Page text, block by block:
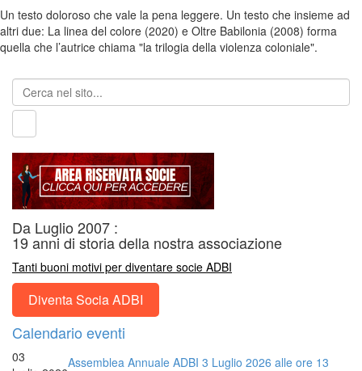
Un testo doloroso che vale la pena leggere. Un testo che insieme ad
altri due: La linea del colore (2020) e Oltre Babilonia (2008) forma
quella che l’autrice chiama "la trilogia della violenza coloniale".
Da Luglio 2007 :
19 anni di storia della nostra associazione
Tanti buoni motivi per diventare socie ADBI
Diventa Socia ADBI
Calendario eventi
03
Assemblea Annuale ADBI 3 Luglio 2026 alle ore 13